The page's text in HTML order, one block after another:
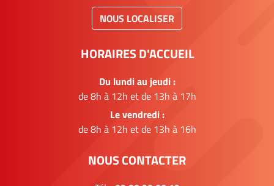
NOUS LOCALISER
HORAIRES D'ACCUEIL
Du lundi au jeudi :
de 8h à 12h et de 13h à 17h
Le vendredi :
de 8h à 12h et de 13h à 16h
NOUS CONTACTER